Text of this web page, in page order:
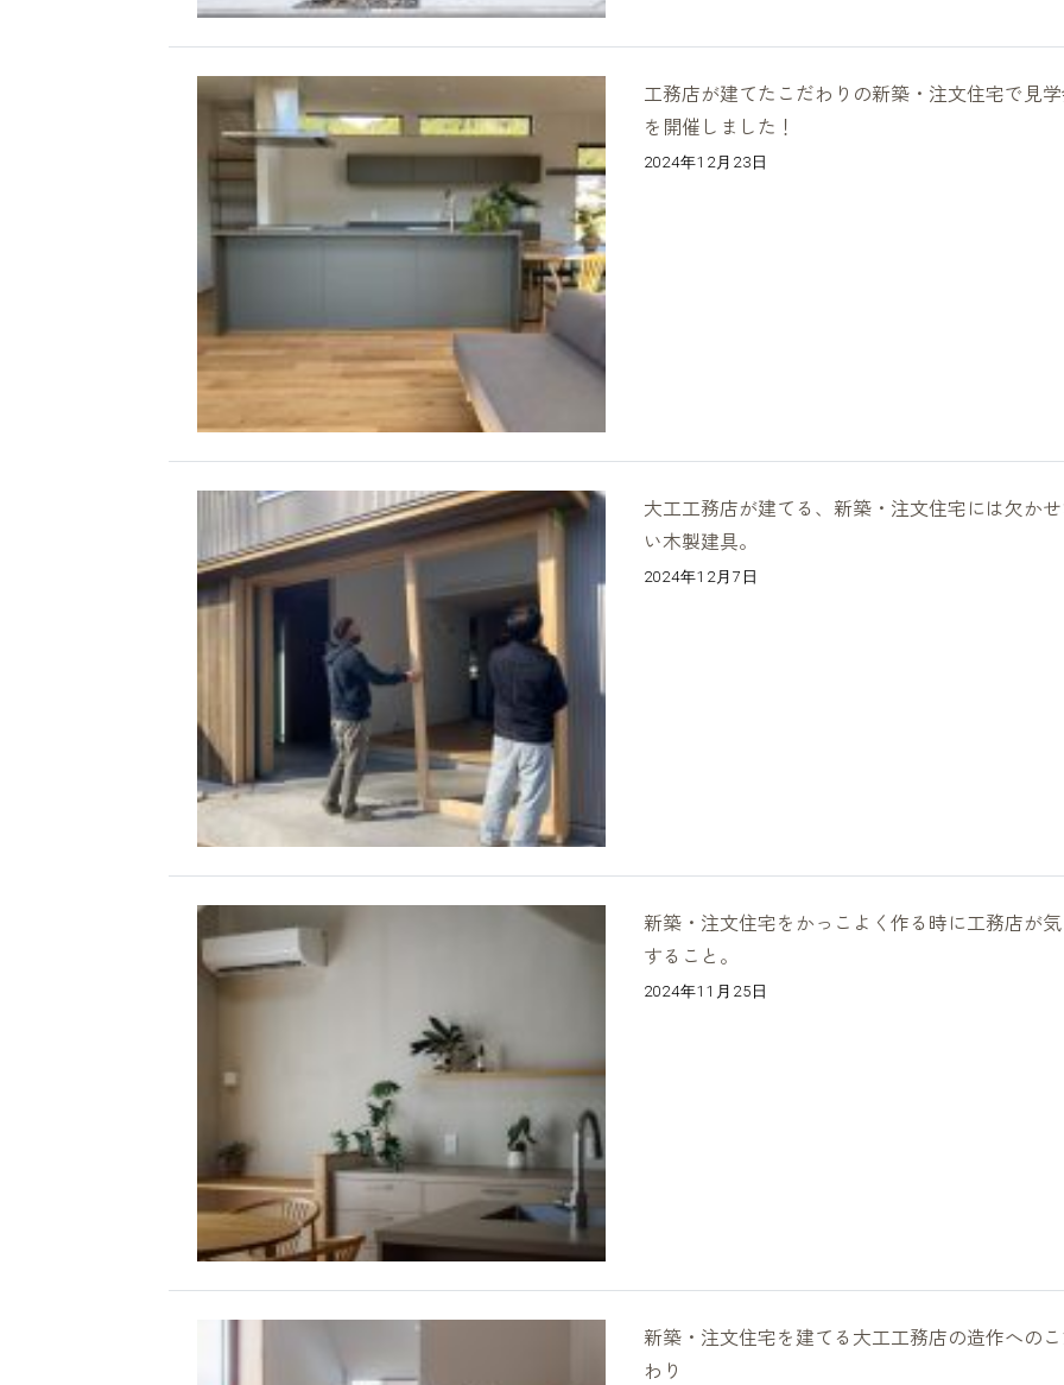
工務店が建てたこだわりの新築・注文住宅で見
を開催しました！
2024年12月23日
大工工務店が建てる、新築・注文住宅には欠か
い木製建具。
2024年12月7日
新築・注文住宅をかっこよく作る時に工務店が
すること。
2024年11月25日
新築・注文住宅を建てる大工工務店の造作への
わり